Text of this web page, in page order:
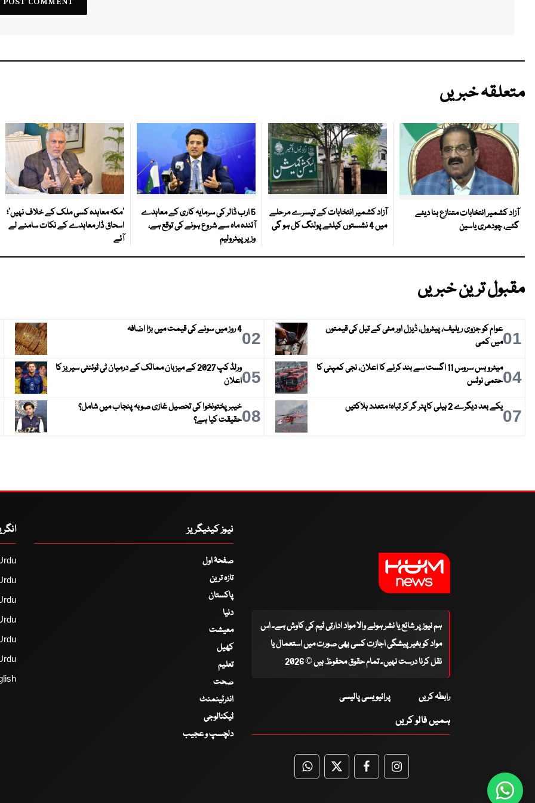
متعلقہ خبریں
آزاد کشمیر انتخابات متنازع بنا دیئے
گئے، چودھری یاسین
آزاد کشمیر انتخابات کے تیسرے مرحلے
میں 4 نشستوں کیلئے پولنگ کل ہو گی
5 ارب ڈالر کی سرمایہ کاری کے معاہدے
آئندہ ماہ سے شروع ہونے کی توقع ہے،
وزیر پیٹرولیم
‘مکہ معاہدہ کسی ملک کے خلاف نہیں’؛
اسحاق ڈار معاہدے کے نکات سامنے لے
آئے
مقبول ترین خبریں
01عوام کو جزوی ریلیف، پیٹرول، ڈیزل اور مٹی کے تیل کی قیمتوں
میں کمی
024 روز میں سونے کی قیمت میں بڑا اضافہ
04
میٹرو بس سروس 11 اگست سے بند کرنے کا اعلان، نجی کمپنی کا
حتمی نوٹس
05
ورلڈ کپ 2027 کے میزبان ممالک کے درمیان ٹی ٹوئنٹی سیریز کا
اعلان
07یکے بعد دیگرے 2 ہیلی کاپٹر گر کر تباہ؛ متعدد ہلاکتیں 08خیبر پختونخوا کی تحصیل غازی صوبہ پنجاب میں شامل؟
حقیقت کیا ہے؟
ہم نیوز پر شائع یا نشر ہونے والا مواد ادارتی ٹیم کی کاوش ہے۔ اس
مواد کو بغیر پیشگی اجازت کسی بھی صورت میں استعمال یا
نقل کرنا درست نہیں۔ تمام حقوق محفوظ ہیں © 2026
رابطہ کریں پرائیویسی پالیسی
ہمیں فالو کریں
WhatsApp
TwitterFacebookFacebook
نیوز کیٹیگریز
صفحۂ اول
تازہ ترین
پاکستان
دنیا
معیشت
کھیل
تعلیم
صحت
انٹرٹینمنٹ
ٹیکنالوجی
دلچسپ و عجیب